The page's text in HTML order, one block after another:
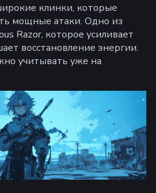
клинки, которые
мощные атаки. Одно из
Razor, которое усиливает
восстановление энергии.
учитывать уже на